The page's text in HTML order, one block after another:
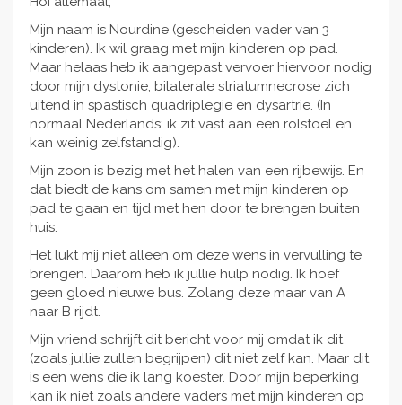
Mijn naam is Nourdine (gescheiden vader van 3
kinderen). Ik wil graag met mijn kinderen op pad.
Maar helaas heb ik aangepast vervoer hiervoor nodig
door mijn dystonie, bilaterale striatumnecrose zich
uitend in spastisch quadriplegie en dysartrie. (In
normaal Nederlands: ik zit vast aan een rolstoel en
kan weinig zelfstandig).
Mijn zoon is bezig met het halen van een rijbewijs. En
dat biedt de kans om samen met mijn kinderen op
pad te gaan en tijd met hen door te brengen buiten
huis.
Het lukt mij niet alleen om deze wens in vervulling te
brengen. Daarom heb ik jullie hulp nodig. Ik hoef
geen gloed nieuwe bus. Zolang deze maar van A
naar B rijdt.
Mijn vriend schrijft dit bericht voor mij omdat ik dit
(zoals jullie zullen begrijpen) dit niet zelf kan. Maar dit
is een wens die ik lang koester. Door mijn beperking
kan ik niet zoals andere vaders met mijn kinderen op